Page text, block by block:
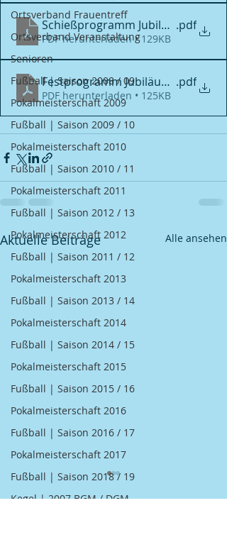
Ortsverband Frauentreff
Ortsverband Veranstaltung
Senioren
Fußball | Saison 2008 / 09
Pokalmeisterschaft 2009
Fußball | Saison 2009 / 10
Pokalmeisterschaft 2010
Fußball | Saison 2010 / 11
Pokalmeisterschaft 2011
Fußball | Saison 2012 / 13
Pokalmeisterschaft 2012
Fußball | Saison 2011 / 12
Pokalmeisterschaft 2013
Fußball | Saison 2013 / 14
Pokalmeisterschaft 2014
Fußball | Saison 2014 / 15
Pokalmeisterschaft 2015
Fußball | Saison 2015 / 16
Pokalmeisterschaft 2016
Fußball | Saison 2016 / 17
Pokalmeisterschaft 2017
Fußball | Saison 2018 / 19
Kegel | 2007 BGM / DGM
Schießprogramm Jubiläum 50 Jahre
.pdf
PDF herunterladen • 129KB
Festprogramm Jubiläum 50 Jahre
.pdf
PDF herunterladen • 125KB
Aktuelle Beiträge Alle ansehen